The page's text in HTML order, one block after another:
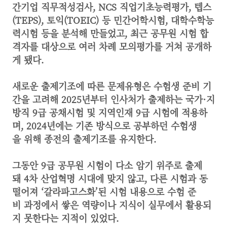
간기업 직무적성검사, NCS 직업기초능력평가, 텝스
(TEPS), 토익(TOEIC) 등 민간어학시험, 대학수학능
력시험 등을 분석해 만들었고, 최근 공무원 시험 합
격자를 대상으로 여러 차례 모의평가를 거쳐 공개하
게 됐다.
새로운 출제기조에 따른 문제유형은 수험생 준비 기
간을 고려해 2025년부터 인사처가 출제하는 국가·지
방직 9급 공채시험 및 지역인재 9급 시험에 적용하
며, 2024년에는 기존 방식으로 공부하던 수험생
을 위해 종전의 출제기조를 유지한다.
그동안 9급 공무원 시험이 다소 암기 위주로 출제
돼 4차 산업혁명 시대에 맞지 않고, 다른 시험과 동
떨어져 ‘갈라파고스화’된 시험 내용으로 수험 준
비 과정에서 쌓은 역량이나 지식이 실무에서 활용되
지 못한다는 지적이 있었다.